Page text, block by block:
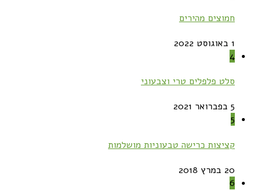
חמוצים מהירים
1 באוגוסט 2022
4
סלט פלפלים טרי וצבעוני
5 בפברואר 2021
5
קציצות כרישה טבעוניות מושלמות
20 במרץ 2018
6